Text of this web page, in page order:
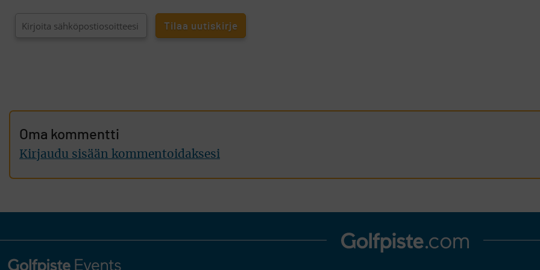
Oma kommentti
Kirjaudu sisään kommentoidaksesi